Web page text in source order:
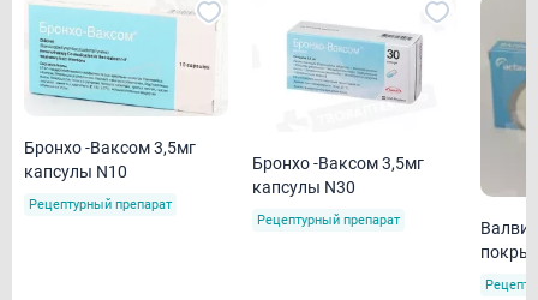
Бронхо -Ваксом 3,5мг
капсулы N10
Рецептурный препарат
Бронхо -Ваксом 3,5мг
капсулы N30
Рецептурный препарат
Валвир 500 мг